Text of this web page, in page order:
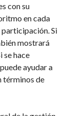
con su
en cada
participación. Si
mostrará
se hace
ayudar a
términos de